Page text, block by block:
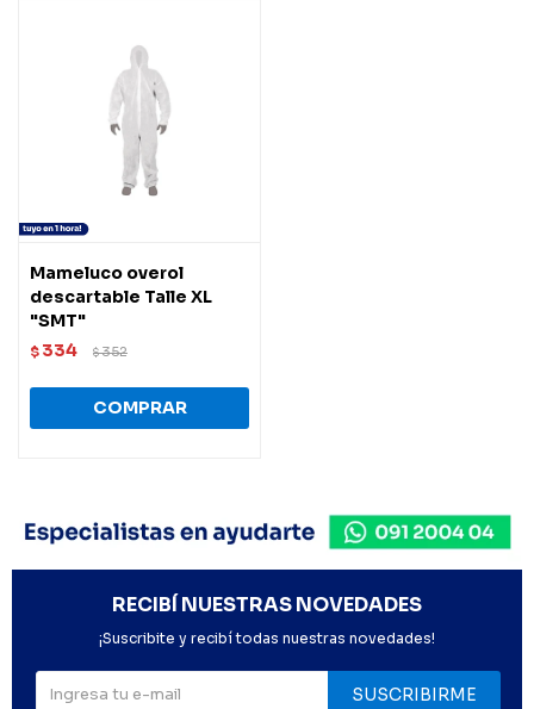
Mameluco overol
descartable Talle XL
"SMT"
$ 334 $352
RECIBÍ NUESTRAS NOVEDADES
¡Suscribite y recibí todas nuestras novedades!
SUSCRIBIRME